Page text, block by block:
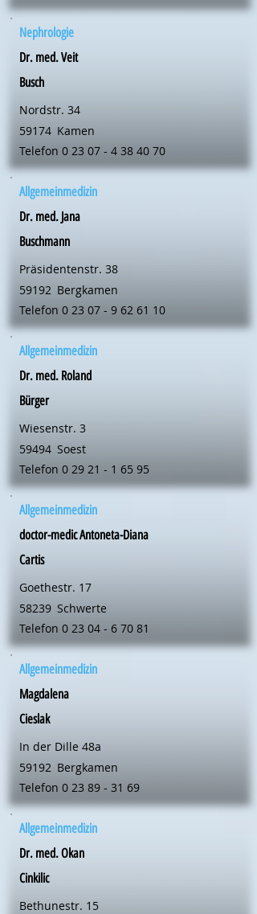
Nephrologie
Dr. med. Veit
Busch
Nordstr. 34
59174 Kamen
Telefon 0 23 07 - 4 38 40 70
Allgemeinmedizin
Dr. med. Jana
Buschmann
Präsidentenstr. 38
59192 Bergkamen
Telefon 0 23 07 - 9 62 61 10
Allgemeinmedizin
Dr. med. Roland
Bürger
Wiesenstr. 3
59494 Soest
Telefon 0 29 21 - 1 65 95
Allgemeinmedizin
doctor-medic Antoneta-Diana
Cartis
Goethestr. 17
58239 Schwerte
Telefon 0 23 04 - 6 70 81
Allgemeinmedizin
Magdalena
Cieslak
In der Dille 48a
59192 Bergkamen
Telefon 0 23 89 - 31 69
Allgemeinmedizin
Dr. med. Okan
Cinkilic
Bethunestr. 15